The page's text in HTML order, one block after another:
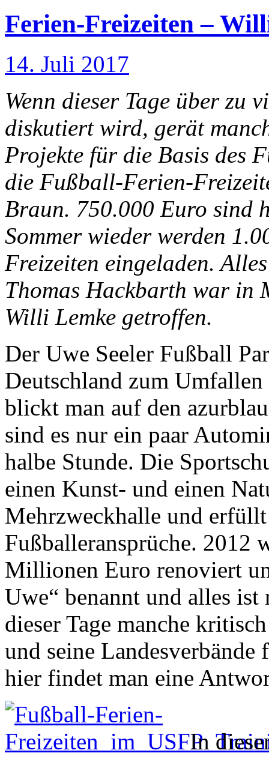
Ferien-Freizeiten –
14. Juli 2017
Wenn dieser Tage über zu
diskutiert wird, gerät
Projekte für die Basis des
die Fußball-Ferien-
Braun. 750.000 Euro sind
Sommer wieder werden
Freizeiten eingeladen.
Thomas Hackbarth war in
Willi Lemke getroffen.
Der Uwe Seeler Fußball
Deutschland zum
blickt man auf den
sind es nur ein paar
halbe Stunde. Die
einen Kunst- und einen
Mehrzweckhalle und
Fußballeransprüche. 2012
Millionen Euro renoviert
Uwe“ benannt und alles
dieser Tage manche
und seine
hier findet man eine
In